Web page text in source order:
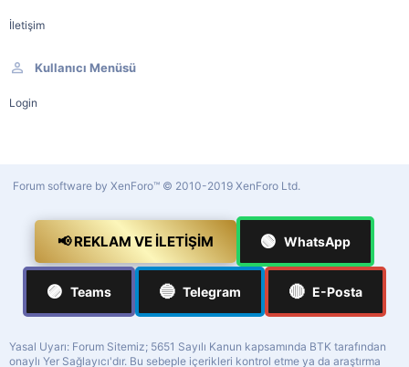
İletişim
Kullanıcı Menüsü
Login
Forum software by XenForo™ © 2010-2019 XenForo Ltd.
📢 REKLAM VE İLETIŞIM 🟢 WhatsApp
🟣 Teams 🔵 Telegram 🔴 E-Posta
Yasal Uyarı: Forum Sitemiz; 5651 Sayılı Kanun kapsamında BTK tarafından
onaylı Yer Sağlayıcı'dır. Bu sebeple içerikleri kontrol etme ya da araştırma